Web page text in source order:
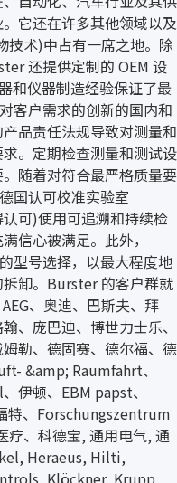
它还在许多其他领域以及
技术)中占有一席之地。除
还提供定制的 OEM 设
和仪器制造经验保证了最
客户需求的创新的国内和
品责任法规导致对测量和
。定期检查测量和测试设
随着对符合最严格质量要
国认可校准实验室
可)使用可追溯和持续检
信心被满足。此外，
型号选择，以最大程度地
卸。Burster 的客户群就
、奥迪、巴斯夫、拜
、庞巴迪、博世力士乐、
勒、德固赛、德尔福、德
&amp; Raumfahrt、
伊顿、EBM papst、
特、Forschungszentrum
疗、科德宝, 通用电气, 通
Heraeus, Hilti,
Klöckner, Krupp,